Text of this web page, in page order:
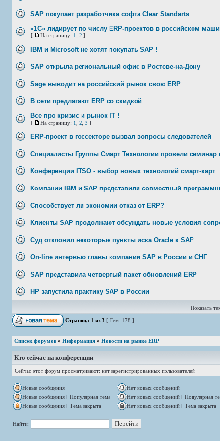
SAP покупает разработчика софта Clear Standarts
«1С» лидирует по числу ERP-проектов в российском
[ На страницу: 1 2 ]
IBM и Microsoft не хотят покупать SAP !
SAP открыла региональный офис в Ростове-на-Дону
Sage выводит на российский рынок свою ERP
В сети предлагают ERP со скидкой
Все про кризис и рынок IT !
[ На страницу: 1 2 3 ]
ERP-проект в госсекторе вызвал вопросы следователей
Специалисты Группы Смарт Технологии провели
Конференции ITSO - выбор новых технологий смарт-карт
Компании IBM и SAP представили совместный
Способствует ли экономии отказ от ERP?
Клиенты SAP продолжают обсуждать новые условия
Суд отклонил некоторые пункты иска Oracle к SAP
On-line интервью главы компании SAP в России и СНГ
SAP представила четвертый пакет обновлений ERP
НР запустила практику SAP в России
Показать
Страница 1 из 3 [ Тем: 178 ]
Список форумов » Информация » Новости на рынке ERP
Кто сейчас на конференции
Сейчас этот форум просматривают: нет зарегистрированных пользователей
Новые сообщения
Нет новых сообщений
Новые сообщения [ Популярная тема ]
Нет новых сообщений [ Популярная
Новые сообщения [ Тема закрыта ]
Нет новых сообщений [ Тема закрыта ]
Найти: